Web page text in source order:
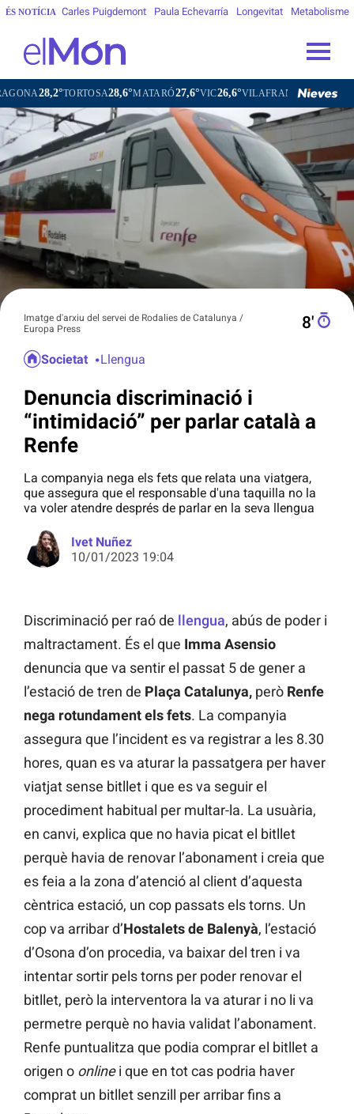
ÉS NOTÍCIA Carles Puigdemont Paula Echevarría Longevitat Metabolisme
28,6°MATARÓ27,6°VIC26,6°VILAFRANCA DEL PENEDÈS26,4°
Imatge d'arxiu del servei de Rodalies de Catalunya /
Europa Press
8′
Societat Llengua
Denuncia discriminació i
“intimidació” per parlar català a
Renfe
La companyia nega els fets que relata una viatgera,
que assegura que el responsable d'una taquilla no la
va voler atendre després de parlar en la seva llengua
Ivet Nuñez
10/01/2023 19:04
Discriminació per raó de llengua, abús de poder i
maltractament. És el que Imma Asensio
denuncia que va sentir el passat 5 de gener a
l’estació de tren de Plaça Catalunya, però Renfe
nega rotundament els fets. La companyia
assegura que l’incident es va registrar a les 8.30
hores, quan es va aturar la passatgera per haver
viatjat sense bitllet i que es va seguir el
procediment habitual per multar-la. La usuària,
en canvi, explica que no havia picat el bitllet
perquè havia de renovar l’abonament i creia que
es feia a la zona d’atenció al client d’aquesta
cèntrica estació, un cop passats els torns. Un
cop va arribar d’Hostalets de Balenyà, l’estació
d’Osona d’on procedia, va baixar del tren i va
intentar sortir pels torns per poder renovar el
bitllet, però la interventora la va aturar i no li va
permetre perquè no havia validat l’abonament.
Renfe puntualitza que podia comprar el bitllet a
origen o onlinei que en tot cas podria haver
comprat un bitllet senzill per arribar fins a